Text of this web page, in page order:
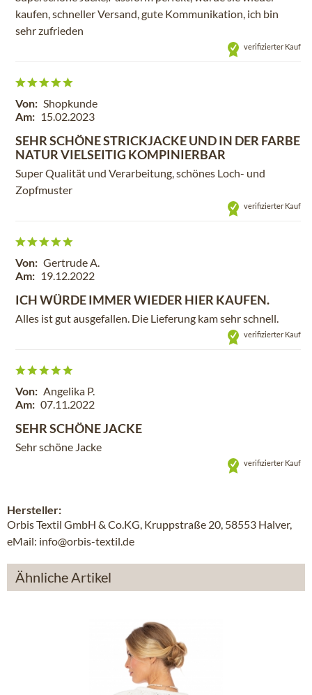
kaufen, schneller Versand, gute Kommunikation, ich bin
sehr zufrieden
verifizierter Kauf
Von: Shopkunde
Am: 15.02.2023
SEHR SCHÖNE STRICKJACKE UND IN DER FARBE
NATUR VIELSEITIG KOMPINIERBAR
Super Qualität und Verarbeitung, schönes Loch- und
Zopfmuster
verifizierter Kauf
Von: Gertrude A.
Am: 19.12.2022
ICH WÜRDE IMMER WIEDER HIER KAUFEN.
Alles ist gut ausgefallen. Die Lieferung kam sehr schnell.
verifizierter Kauf
Von: Angelika P.
Am: 07.11.2022
SEHR SCHÖNE JACKE
Sehr schöne Jacke
verifizierter Kauf
Hersteller:
Orbis Textil GmbH & Co.KG, Kruppstraße 20, 58553 Halver,
eMail: info@orbis-textil.de
Ähnliche Artikel